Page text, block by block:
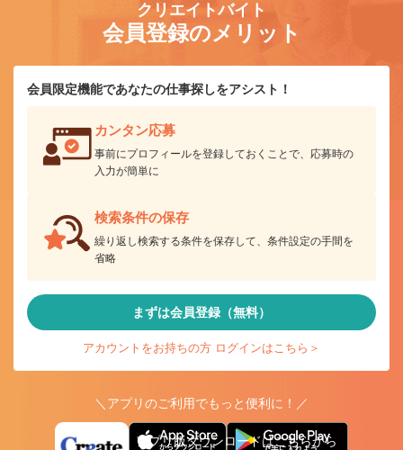
クリエイトバイト
会員登録のメリット
会員限定機能であなたの仕事探しをアシスト！
カンタン応募
事前にプロフィールを登録しておくことで、応募時の
入力が簡単に
検索条件の保存
繰り返し検索する条件を保存して、条件設定の手間を
省略
まずは会員登録（無料）
アカウントをお持ちの方 ログインはこちら＞
＼アプリのご利用でもっと便利に！／
アプリ版ダウンロードはこちらから